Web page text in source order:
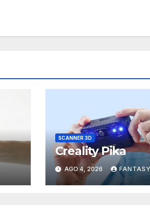
SCANNER 3D
Creality Pika
AGO 4, 2026